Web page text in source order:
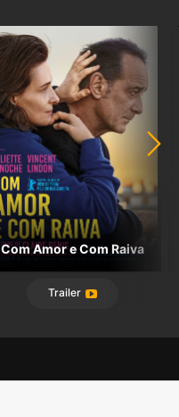
Com Amor e Com Raiva
Trailer